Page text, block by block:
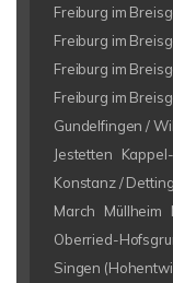
Freiburg im
Freiburg im
Freiburg im
Freiburg im
Gundelfingen /
Jestetten
Konstanz /
March
Müllheim
Oberried-
Singen